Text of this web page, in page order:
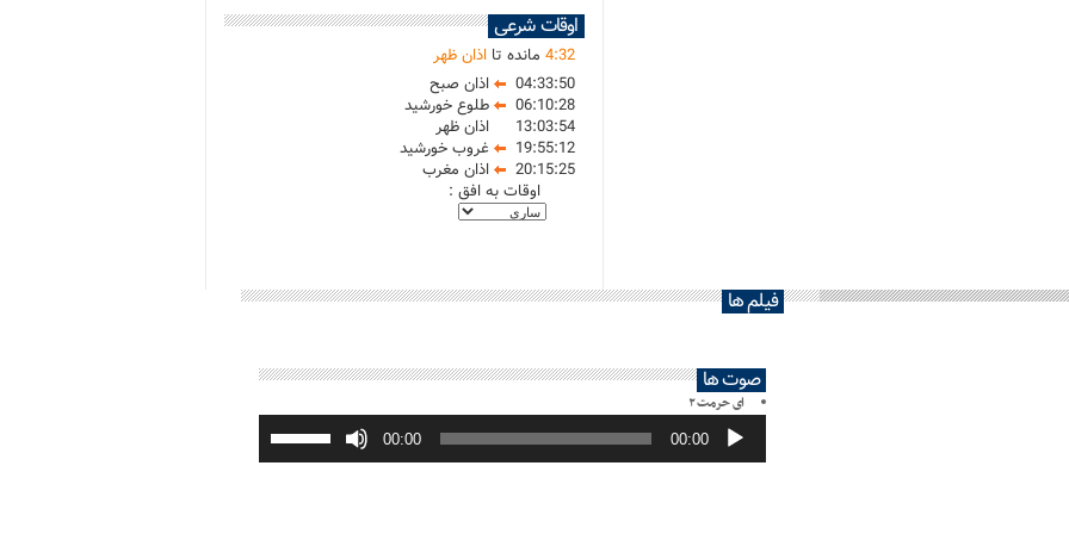
اوقات شرعی
4:32 مانده تااذان ظهر
04:33:50
اذان صبح
06:10:28
طلوع خورشید
13:03:54
اذان ظهر
19:55:12
غروب خورشید
20:15:25
اذان مغرب
اوقات به افق :
فیلم ها
صوت ها
ای حرمت ۲
پخش‌کننده
صوت 00:00
00:00
برای
افزایش
یا
صدا